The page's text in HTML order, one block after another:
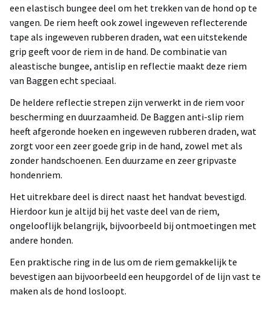
een elastisch bungee deel om het trekken van de hond op te
vangen. De riem heeft ook zowel ingeweven reflecterende
tape als ingeweven rubberen draden, wat een uitstekende
grip geeft voor de riem in de hand. De combinatie van
aleastische bungee, antislip en reflectie maakt deze riem
van Baggen echt speciaal.
De heldere reflectie strepen zijn verwerkt in de riem voor
bescherming en duurzaamheid. De Baggen anti-slip riem
heeft afgeronde hoeken en ingeweven rubberen draden, wat
zorgt voor een zeer goede grip in de hand, zowel met als
zonder handschoenen. Een duurzame en zeer gripvaste
hondenriem.
Het uitrekbare deel is direct naast het handvat bevestigd.
Hierdoor kun je altijd bij het vaste deel van de riem,
ongelooflijk belangrijk, bijvoorbeeld bij ontmoetingen met
andere honden.
Een praktische ring in de lus om de riem gemakkelijk te
bevestigen aan bijvoorbeeld een heupgordel of de lijn vast te
maken als de hond losloopt.